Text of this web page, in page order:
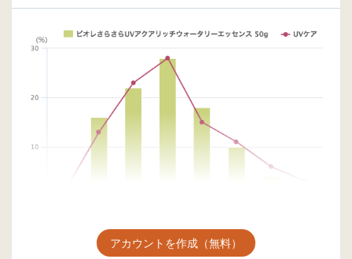
アカウントを作成（無料）